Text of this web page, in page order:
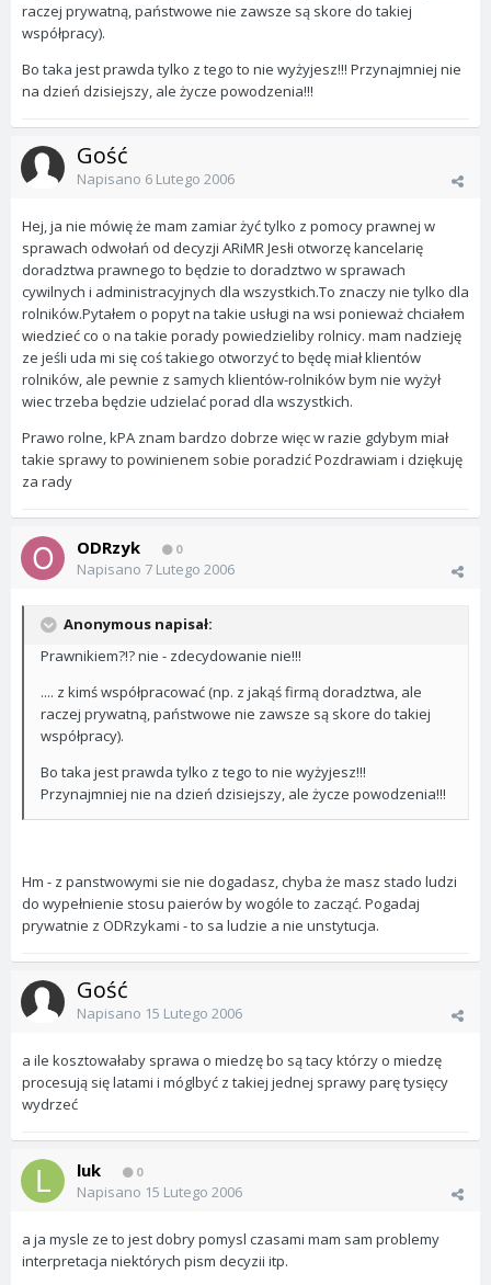
raczej prywatną, państwowe nie zawsze są skore do takiej
współpracy).
Bo taka jest prawda tylko z tego to nie wyżyjesz!!! Przynajmniej nie
na dzień dzisiejszy, ale życze powodzenia!!!
Gość
Napisano 6 Lutego 2006
Hej, ja nie mówię że mam zamiar żyć tylko z pomocy prawnej w
sprawach odwołań od decyzji ARiMR Jesłi otworzę kancelarię
doradztwa prawnego to będzie to doradztwo w sprawach
cywilnych i administracyjnych dla wszystkich.To znaczy nie tylko dla
rolników.Pytałem o popyt na takie usługi na wsi ponieważ chciałem
wiedzieć co o na takie porady powiedzieliby rolnicy. mam nadzieję
ze jeśli uda mi się coś takiego otworzyć to będę miał klientów
rolników, ale pewnie z samych klientów-rolników bym nie wyżył
wiec trzeba będzie udzielać porad dla wszystkich.
Prawo rolne, kPA znam bardzo dobrze więc w razie gdybym miał
takie sprawy to powinienem sobie poradzić Pozdrawiam i dziękuję
za rady
ODRzyk 0
Napisano 7 Lutego 2006
Anonymous napisał:
Prawnikiem?!? nie - zdecydowanie nie!!!
.... z kimś współpracować (np. z jakąś firmą doradztwa, ale
raczej prywatną, państwowe nie zawsze są skore do takiej
współpracy).
Bo taka jest prawda tylko z tego to nie wyżyjesz!!!
Przynajmniej nie na dzień dzisiejszy, ale życze powodzenia!!!
Hm - z panstwowymi sie nie dogadasz, chyba że masz stado ludzi
do wypełnienie stosu paierów by wogóle to zacząć. Pogadaj
prywatnie z ODRzykami - to sa ludzie a nie unstytucja.
Gość
Napisano 15 Lutego 2006
a ile kosztowałaby sprawa o miedzę bo są tacy którzy o miedzę
procesują się latami i móglbyć z takiej jednej sprawy parę tysięcy
wydrzeć
luk 0
Napisano 15 Lutego 2006
a ja mysle ze to jest dobry pomysl czasami mam sam problemy
interpretacja niektórych pism decyzii itp.